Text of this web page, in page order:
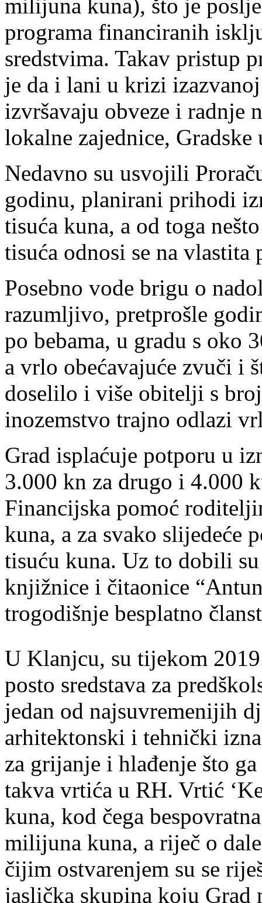
milijuna kuna), što je
programa financiranih
sredstvima. Takav pristup
je da i lani u krizi
izvršavaju obveze i radnje
lokalne zajednice,
Nedavno su usvojili
godinu, planirani prihodi
tisuća kuna, a od toga
tisuća odnosi se na vlastita
Posebno vode brigu o
razumljivo, pretprošle
po bebama, u gradu s oko
a vrlo obećavajuće zvuči i
doselilo i više obitelji s
inozemstvo trajno odlazi
Grad isplaćuje potporu u
3.000 kn za drugo i 4.000
Financijska pomoć
kuna, a za svako slijedeće
tisuću kuna. Uz to dobili
knjižnice i čitaonice
trogodišnje besplatno
U Klanjcu, su tijekom
posto sredstava za
jedan od najsuvremenijih
arhitektonski i tehnički
za grijanje i hlađenje što
takva vrtića u RH. Vrtić
kuna, kod čega
milijuna kuna, a riječ o
čijim ostvarenjem su se
jaslička skupina koju Grad